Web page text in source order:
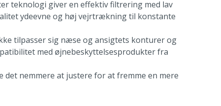
teknologi giver en effektiv filtrering med lav
ydeevne og høj vejrtrækning til konstante
tilpasser sig næse og ansigtets konturer og
med øjnebeskyttelsesprodukter fra
det nemmere at justere for at fremme en mere